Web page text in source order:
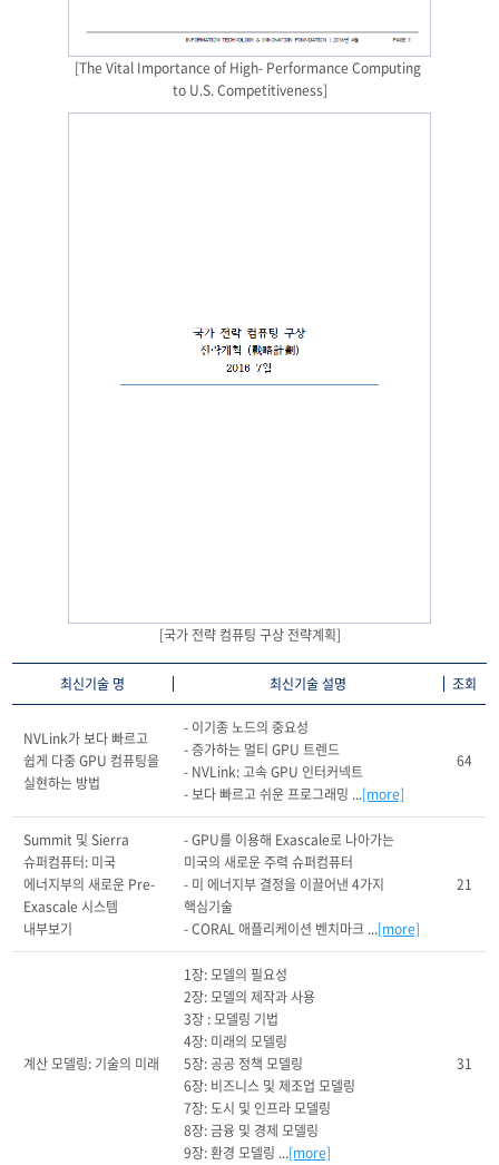
[The Vital Importance of High- Performance Computing
to U.S. Competitiveness]
[국가 전략 컴퓨팅 구상 전략계획]
최신기술 명 최신기술 설명 조회
NVLink가 보다 빠르고
쉽게 다중 GPU 컴퓨팅을
실현하는 방법
- 이기종 노드의 중요성
- 증가하는 멀티 GPU 트렌드
- NVLink: 고속 GPU 인터커넥트
- 보다 빠르고 쉬운 프로그래밍 ...[more]
64
Summit 및 Sierra
슈퍼컴퓨터: 미국
에너지부의 새로운 Pre-
Exascale 시스템
내부보기
- GPU를 이용해 Exascale로 나아가는
미국의 새로운 주력 슈퍼컴퓨터
- 미 에너지부 결정을 이끌어낸 4가지
핵심기술
- CORAL 애플리케이션 벤치마크 ...[more]
21
계산 모델링: 기술의 미래
1장: 모델의 필요성
2장: 모델의 제작과 사용
3장 : 모델링 기법
4장: 미래의 모델링
5장: 공공 정책 모델링
6장: 비즈니스 및 제조업 모델링
7장: 도시 및 인프라 모델링
8장: 금융 및 경제 모델링
9장: 환경 모델링 ...[more]
31